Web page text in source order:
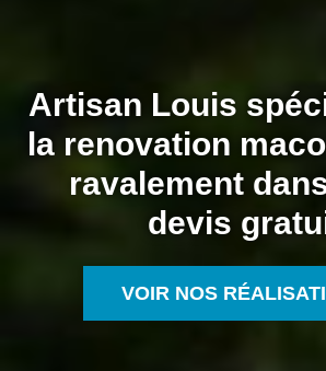
Artisan Louis
la renovation
ravalement
devis
VOIR NOS